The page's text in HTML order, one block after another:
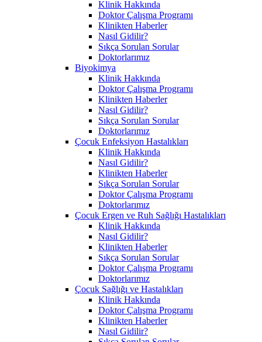
Klinik Hakkında
Doktor Çalışma Programı
Klinikten Haberler
Nasıl Gidilir?
Sıkça Sorulan Sorular
Doktorlarımız
Biyokimya
Klinik Hakkında
Doktor Çalışma Programı
Klinikten Haberler
Nasıl Gidilir?
Sıkça Sorulan Sorular
Doktorlarımız
Çocuk Enfeksiyon Hastalıkları
Klinik Hakkında
Nasıl Gidilir?
Klinikten Haberler
Sıkça Sorulan Sorular
Doktor Çalışma Programı
Doktorlarımız
Çocuk Ergen ve Ruh Sağlığı Hastalıkları
Klinik Hakkında
Nasıl Gidilir?
Klinikten Haberler
Sıkça Sorulan Sorular
Doktor Çalışma Programı
Doktorlarımız
Çocuk Sağlığı ve Hastalıkları
Klinik Hakkında
Doktor Çalışma Programı
Klinikten Haberler
Nasıl Gidilir?